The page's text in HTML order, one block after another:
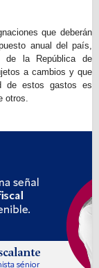
que deberán
anual del país,
de la República de
a cambios y que
de estos gastos es
otros.